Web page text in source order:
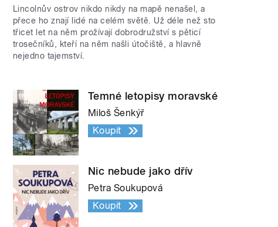
Lincolnův ostrov nikdo nikdy na mapě nenašel, a
přece ho znají lidé na celém světě. Už déle než sto
třicet let na něm prožívají dobrodružství s pěticí
trosečníků, kteří na něm našli útočiště, a hlavně
nejedno tajemství.
Temné letopisy moravské
Miloš Šenkýř
Koupit
Nic nebude jako dřív
Petra Soukupová
Koupit